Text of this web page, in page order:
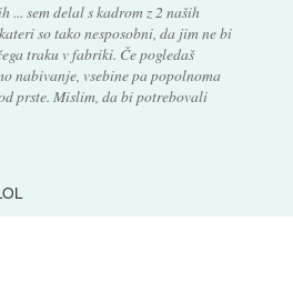
... sem delal s kadrom z 2 naših
so tako nesposobni, da jim ne bi
traku v fabriki. Če pogledaš
nabivanje, vsebine pa popolnoma
prste. Mislim, da bi potrebovali